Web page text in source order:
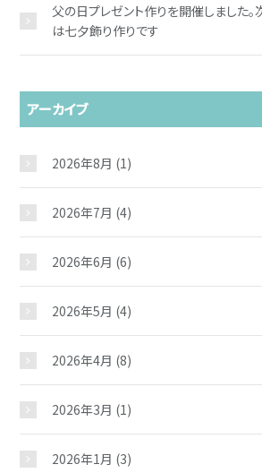
父の日プレゼント作りを開催しました。
は七夕飾り作りです
アーカイブ
2026年8月 (1)
2026年7月 (4)
2026年6月 (6)
2026年5月 (4)
2026年4月 (8)
2026年3月 (1)
2026年1月 (3)